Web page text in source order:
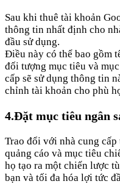
Sau khi thuê tài khoản
thông tin nhất định cho
đầu sử dụng.
Điều này có thể bao gồm
đối tượng mục tiêu và
cấp sẽ sử dụng thông tin
chỉnh tài khoản cho phù
4.Đặt mục tiêu ngân
Trao đổi với nhà cung
quảng cáo và mục tiêu
họ tạo ra một chiến lược
bạn và tối đa hóa lợi tức